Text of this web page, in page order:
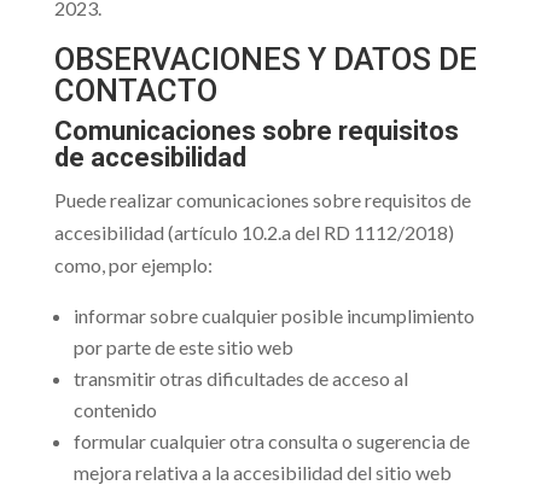
2023.
OBSERVACIONES Y DATOS DE
CONTACTO
Comunicaciones sobre requisitos
de accesibilidad
Puede realizar comunicaciones sobre requisitos de
accesibilidad (artículo 10.2.a del RD 1112/2018)
como, por ejemplo:
informar sobre cualquier posible incumplimiento
por parte de este sitio web
transmitir otras dificultades de acceso al
contenido
formular cualquier otra consulta o sugerencia de
mejora relativa a la accesibilidad del sitio web